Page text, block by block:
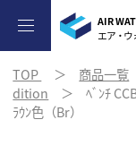
AIR
エア・ウ
TOP ＞ 商品一覧
dition ＞ ﾍﾞﾝﾁ
ﾗｳﾝ色（Br）